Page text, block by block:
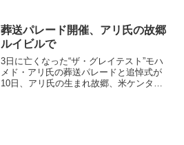
ルニア州オークランドでキャンプを行っ
ている。ジ...
葬送パレード開催、アリ氏の故郷
ルイビルで
3日に亡くなった“ザ・グレイテスト”モハ
メド・アリ氏の葬送パレードと追悼式が
10日、アリ氏の生まれ故郷、米ケンタッ